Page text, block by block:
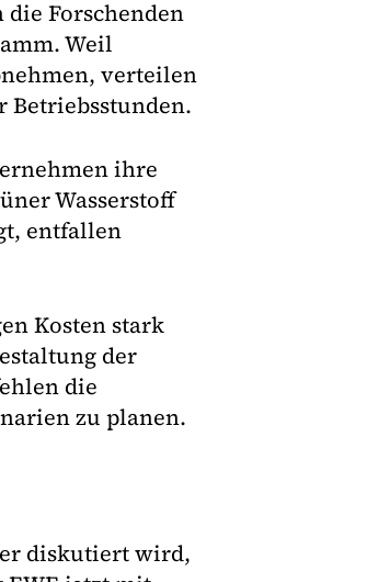
Forschenden
Weil
verteilen
Betriebsstunden.
ihre
Wasserstoff
entfallen
Kosten stark
der
die
zu planen.
diskutiert wird,